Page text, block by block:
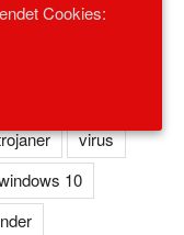
ie
virus
10
Cookies: